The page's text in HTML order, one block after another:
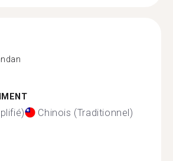
Chinois (Traditionnel)